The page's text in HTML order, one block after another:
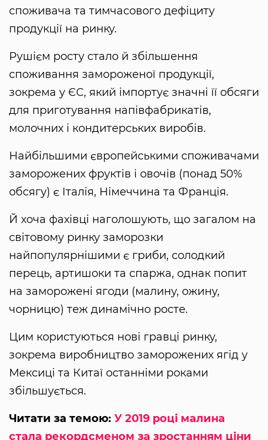
споживача та тимчасового дефіциту
продукції на ринку.
Рушієм росту стало й збільшення
споживання замороженої продукції,
зокрема у ЄС, який імпортує значні її обсяги
для приготування напівфабрикатів,
молочних і кондитерських виробів.
Найбільшими європейськими споживачами
заморожених фруктів і овочів (понад 50%
обсягу) є Італія, Німеччина та Франція.
Й хоча фахівці наголошують, що загалом на
світовому ринку заморозки
найпопулярнішими є гриби, солодкий
перець, артишоки та спаржа, однак попит
на заморожені ягоди (малину, ожину,
чорницю) теж динамічно росте.
Цим користуються нові гравці ринку,
зокрема виробництво заморожених ягід у
Мексиці та Китаї останніми роками
збільшується.
Читати за темою: У 2019 році малина
стала рекордсменом за зростанням ціни